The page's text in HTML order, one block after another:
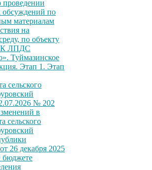
проведении
по
материалам
на
по объекту
ЛПДС
Туймазинское
Этап 1. Этап
сельского
№ 202
в
сельского
26 декабря 2025